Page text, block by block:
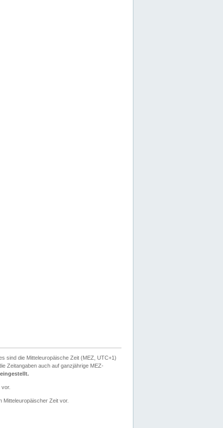
sind die Mitteleuropäische Zeit (MEZ, UTC+1)
Zeitangaben auch auf ganzjährige MEZ-
Mitteleuropäischer Zeit vor.